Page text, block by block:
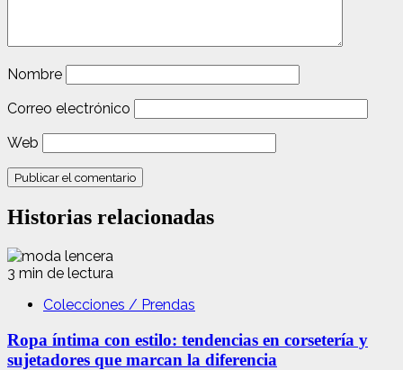
Nombre
Correo electrónico
Web
Historias relacionadas
3 min de lectura
Colecciones / Prendas
Ropa íntima con estilo: tendencias en corsetería y
sujetadores que marcan la diferencia